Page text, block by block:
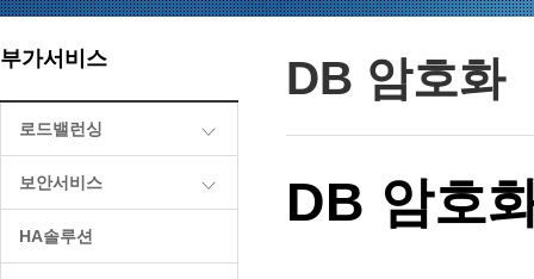
부가서비스
로드밸런싱
보안서비스
HA솔루션
DB 암호화
DB 암호